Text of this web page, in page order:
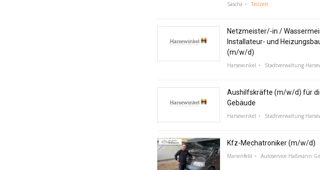
Sascha Teilzeit
Netzmeister/-in /
Installateur- und
(m/w/d)
Harsewinkel Stadtverwaltung
Aushilfskräfte (m/w/d) für
Gebäude
Harsewinkel Stadtverwaltung
Kfz-Mechatroniker (m/w/d)
Marienfeld Autoservice Haßmann